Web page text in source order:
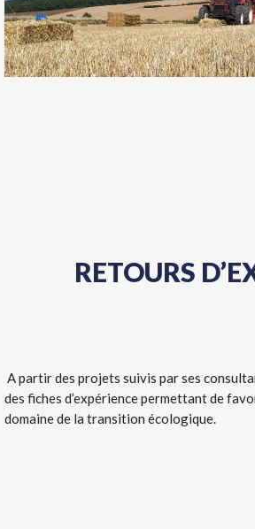
RETOURS
A partir des projets suivis par ses
des fiches d’expérience permettant de
domaine de la transition écologique.